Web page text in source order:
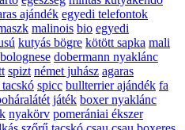
ajándék egyedi telefontok
malinois bio egyedi
kutyás bögre kötött sapka mali
dobermann nyaklánc
spizt német juhász agaras
spicc bullterrier ajándék fa
játék boxer nyaklánc
nyakörv pomerániai ékszer